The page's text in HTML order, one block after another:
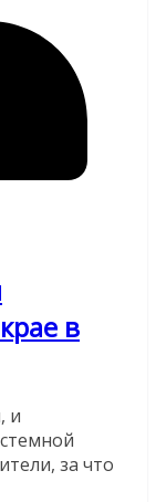
в
и
за что